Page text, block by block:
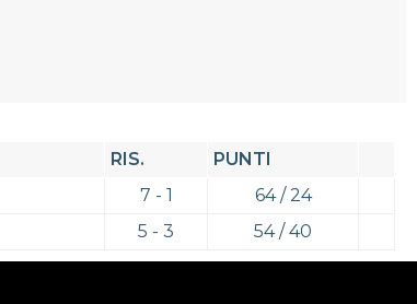
RIS.
PUNTI
7 - 1
64 / 24
5 - 3 54 / 40